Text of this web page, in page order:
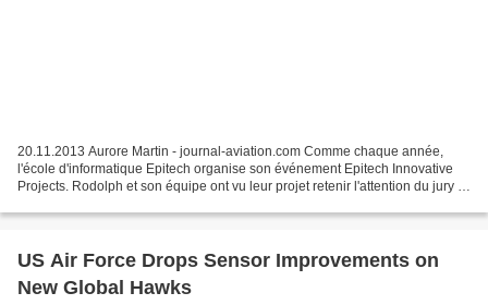
20.11.2013 Aurore Martin - journal-aviation.com Comme chaque année,
l'école d'informatique Epitech organise son événement Epitech Innovative
Projects. Rodolph et son équipe ont vu leur projet retenir l'attention du jury et
US Air Force Drops Sensor Improvements on
New Global Hawks